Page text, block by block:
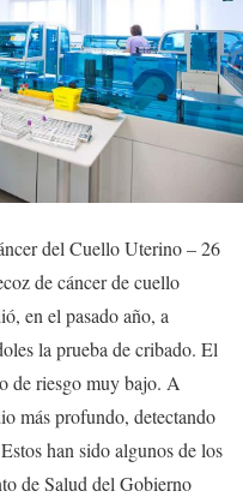
del Cuello Uterino – 26
de cáncer de cuello
en el pasado año, a
la prueba de cribado. El
de riesgo muy bajo. A
más profundo, detectando
han sido algunos de los
de Salud del Gobierno